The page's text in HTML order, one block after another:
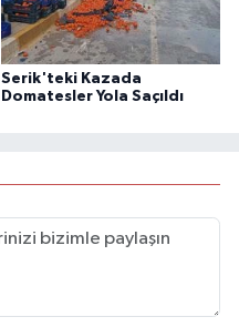
Serik'teki Kazada
Domatesler Yola Saçıldı